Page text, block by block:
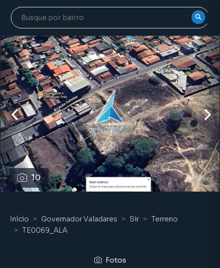
10
Início Governador Valadares Sir
Terreno
TE0069_ALA
Fotos